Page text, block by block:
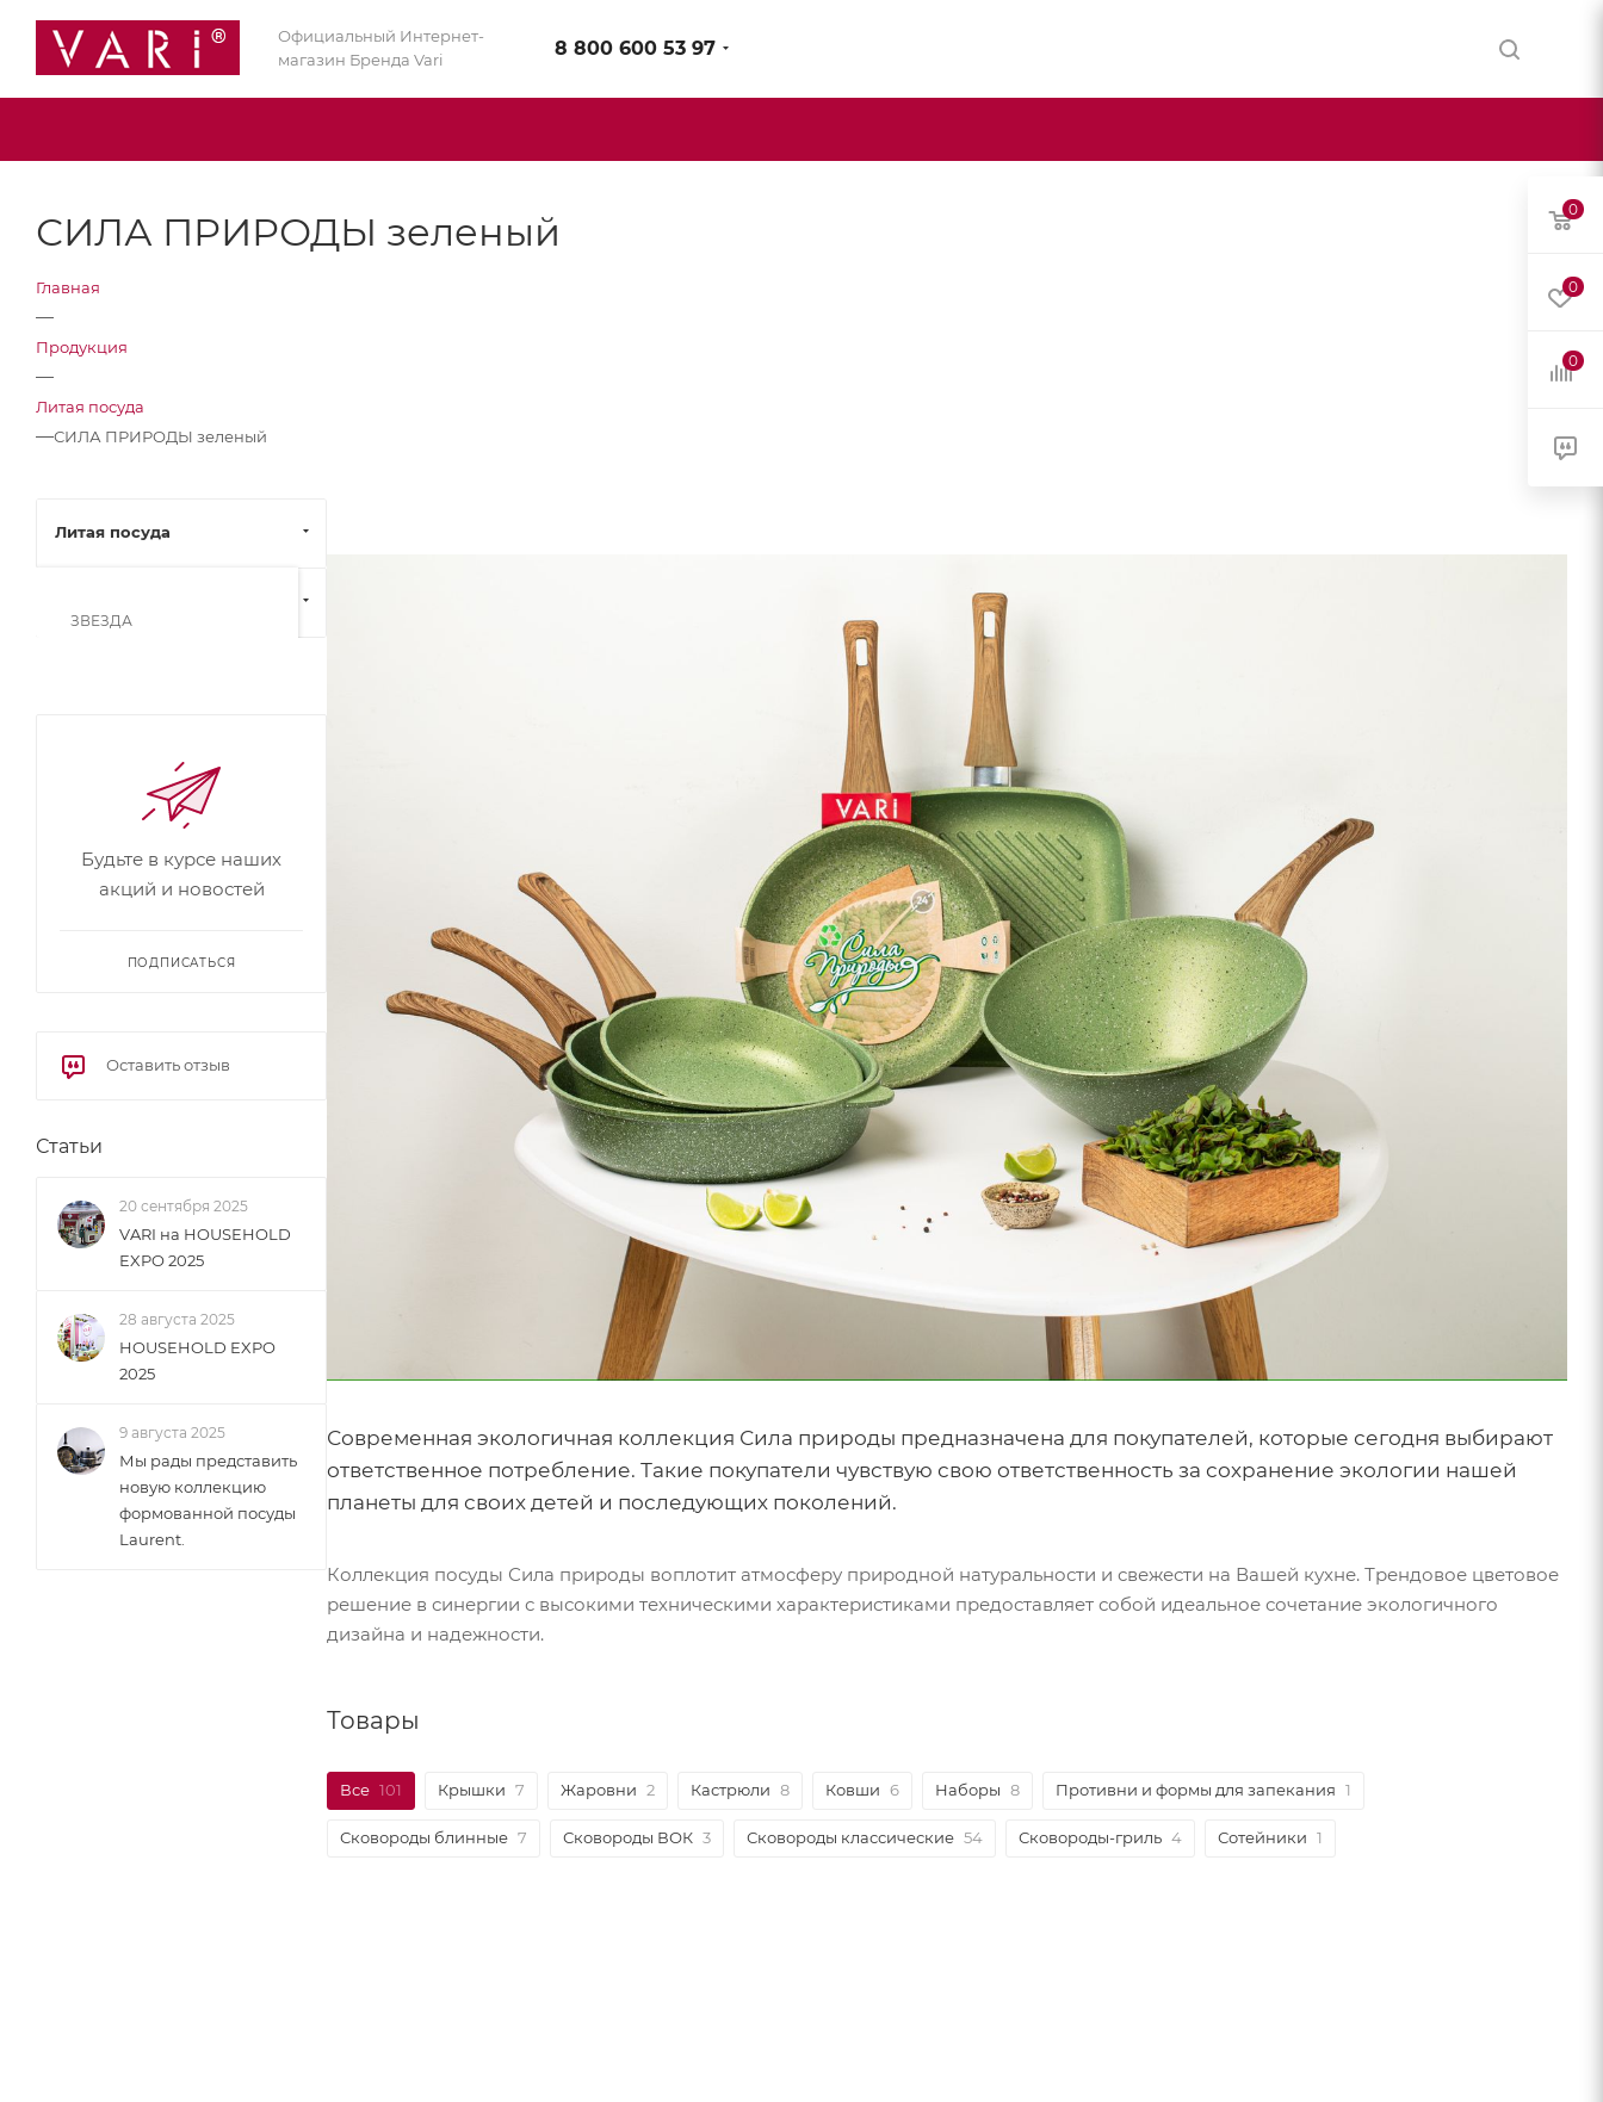
Официальный Интернет-
магазин Бренда Vari
8 800 600 53 97
СИЛА ПРИРОДЫ зеленый
Главная
—
Продукция
—
Литая посуда
—СИЛА ПРИРОДЫ зеленый
Современная экологичная коллекция Сила природы предназначена для покупателей, которые сегодня выбирают
ответственное потребление. Такие покупатели чувствую свою ответственность за сохранение экологии нашей
планеты для своих детей и последующих поколений.
Коллекция посуды Сила природы воплотит атмосферу природной натуральности и свежести на Вашей кухне. Трендовое цветовое
решение в синергии с высокими техническими характеристиками предоставляет собой идеальное сочетание экологичного
дизайна и надежности.
Товары
Все 101 Крышки 7 Жаровни 2 Кастрюли 8 Ковши 6 Наборы 8 Противни и формы для запекания 1
Сковороды блинные 7 Сковороды ВОК 3 Сковороды классические 54 Сковороды-гриль 4 Сотейники 1
Литая посуда
ЗВЕЗДА
КЛАССИЧЕСКАЯ
КЛАССИЧЕСКАЯ
КАМЕННАЯ, серый камень
ПЬЕТРА черный
ФРЕСКО КЕРАМИКА
НАТУРА
ЭГОИСТ
Будьте в курсе наших
акций и новостей
ПОДПИСАТЬСЯ
Оставить отзыв
Статьи
20 сентября 2025
VARI на HOUSEHOLD
EXPO 2025
28 августа 2025
HOUSEHOLD EXPO
2025
9 августа 2025
Мы рады представить
новую коллекцию
формованной посуды
Laurent.
0
0
0